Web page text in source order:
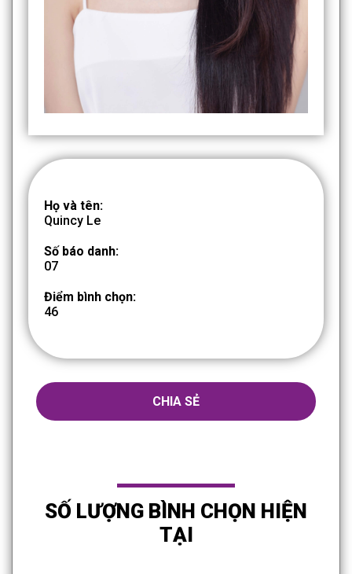
Họ và tên:
Quincy Le
Số báo danh:
07
Điểm bình chọn:
46
CHIA SẺ
SỐ LƯỢNG BÌNH CHỌN HIỆN
TẠI